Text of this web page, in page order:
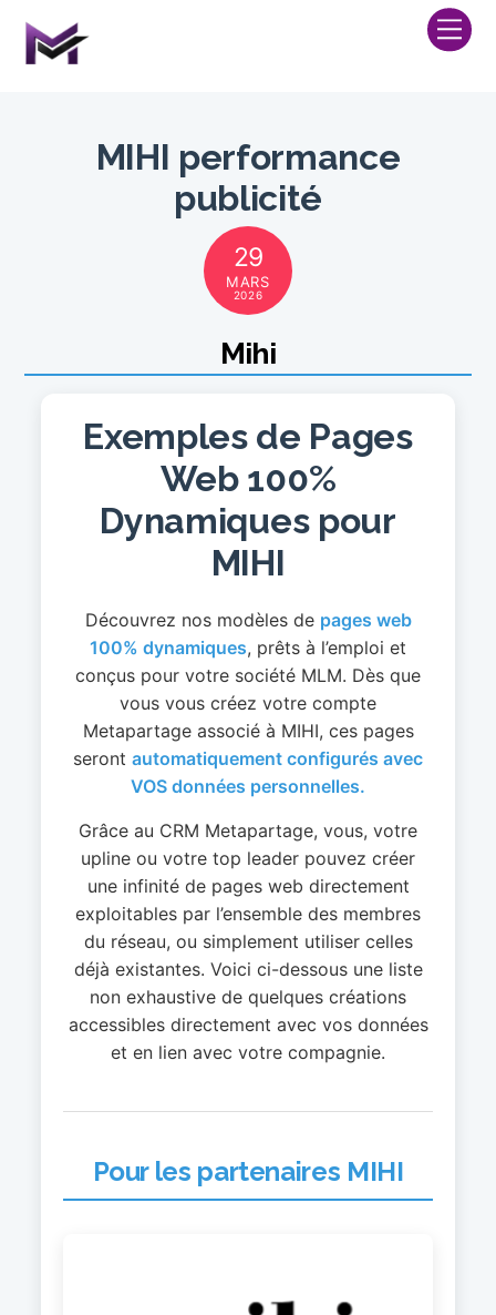
content
MIHI performance
publicité
29
MARS
2026
Mihi
Exemples de Pages
Web 100%
Dynamiques pour
MIHI
Découvrez nos modèles de pages web
100% dynamiques, prêts à l’emploi et
conçus pour votre société MLM. Dès que
vous vous créez votre compte
Metapartage associé à MIHI, ces pages
seront automatiquement configurés avec
VOS données personnelles.
Grâce au CRM Metapartage, vous, votre
upline ou votre top leader pouvez créer
une infinité de pages web directement
exploitables par l’ensemble des membres
du réseau, ou simplement utiliser celles
déjà existantes. Voici ci-dessous une liste
non exhaustive de quelques créations
accessibles directement avec vos données
et en lien avec votre compagnie.
Pour les partenaires MIHI